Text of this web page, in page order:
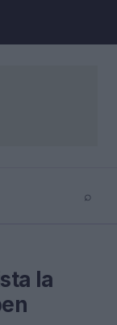
⌕
la